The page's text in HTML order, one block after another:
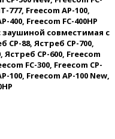
2000 мАч
аккумулятора
автономной работы
777, Freecom AP-100,
400, Freecom FC-400HP
заушиной совместимая с
СР-88, Ястреб СР-700,
Ястреб СР-600, Freecom
FC-300, Freecom CP-
100, Freecom AP-100 New,